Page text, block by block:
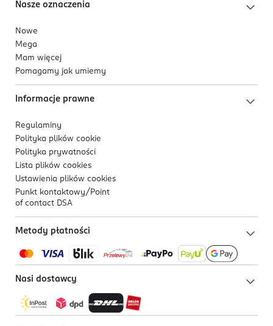
Nasze oznaczenia
Nowe
Mega
Mam więcej
Pomagamy jak umiemy
Informacje prawne
Regulaminy
Polityka plików cookie
Polityka prywatności
Lista plików cookies
Ustawienia plików cookies
Punkt kontaktowy/ Point
of contact DSA
Metody płatności
Nasi dostawcy